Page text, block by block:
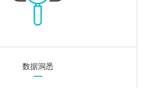
数据洞悉